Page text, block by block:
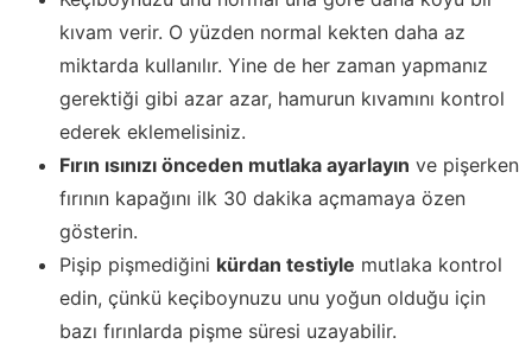
kıvam verir. O yüzden normal kekten daha az
miktarda kullanılır. Yine de her zaman yapmanız
gerektiği gibi azar azar, hamurun kıvamını kontrol
ederek eklemelisiniz.
Fırın ısınızı önceden mutlaka ayarlayın ve pişerken
fırının kapağını ilk 30 dakika açmamaya özen
gösterin.
Pişip pişmediğini kürdan testiyle mutlaka kontrol
edin, çünkü keçiboynuzu unu yoğun olduğu için
bazı fırınlarda pişme süresi uzayabilir.